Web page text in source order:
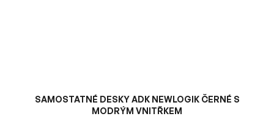
SAMOSTATNÉ DESKY ADK NEWLOGIK ČERNÉ S
MODRÝM VNITŘKEM